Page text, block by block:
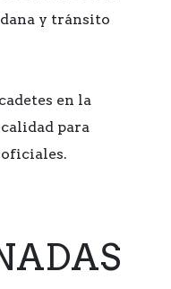
y tránsito
en la
para